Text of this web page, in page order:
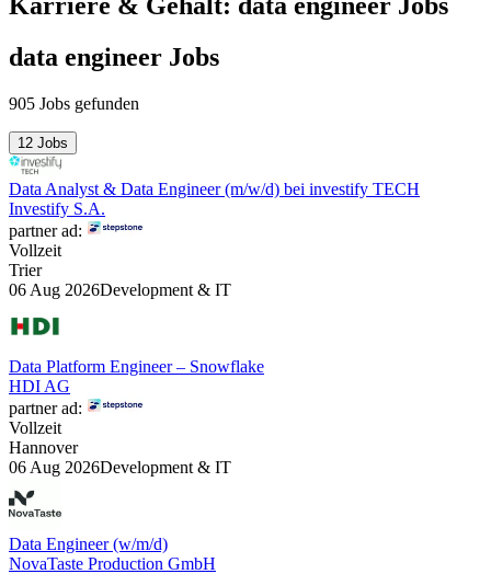
data engineer Jobs
905 Jobs gefunden
12 Jobs
Data Analyst & Data Engineer (m/w/d) bei investify TECH
Investify S.A.
partner ad:
Vollzeit
Trier
06 Aug 2026Development & IT
Data Platform Engineer – Snowflake
HDI AG
partner ad:
Vollzeit
Hannover
06 Aug 2026Development & IT
Data Engineer (w/m/d)
NovaTaste Production GmbH